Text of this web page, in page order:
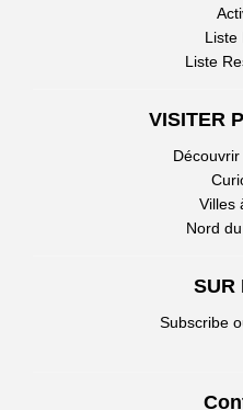
Liste
Liste
VISITER
Villes
Nord
SUR
Subscribe